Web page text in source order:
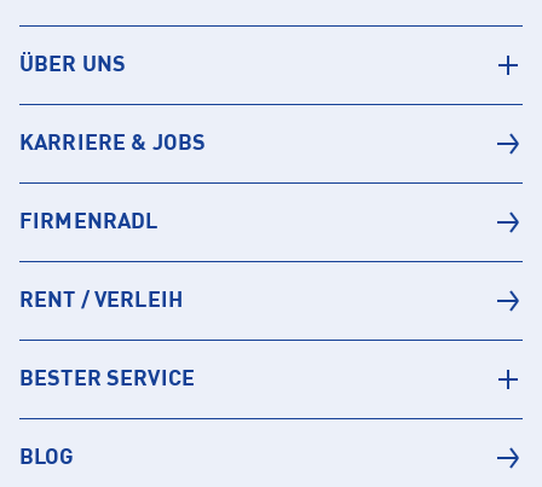
ÜBER UNS
KARRIERE & JOBS
FIRMENRADL
RENT / VERLEIH
BESTER SERVICE
BLOG